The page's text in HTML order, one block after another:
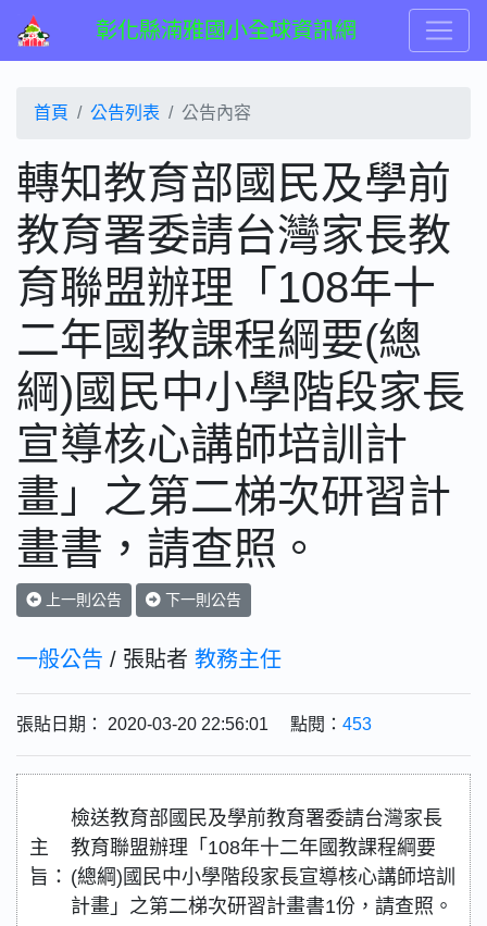
彰化縣湳雅國小全球資訊網
首頁 公告列表 公告內容
轉知教育部國民及學前
教育署委請台灣家長教
育聯盟辦理「108年十
二年國教課程綱要(總
綱)國民中小學階段家長
宣導核心講師培訓計
畫」之第二梯次研習計
畫書，請查照。
上一則公告 下一則公告
一般公告 / 張貼者 教務主任
張貼日期： 2020-03-20 22:56:01 點閱： 453
主
旨：
檢送教育部國民及學前教育署委請台灣家長
教育聯盟辦理「108年十二年國教課程綱要
(總綱)國民中小學階段家長宣導核心講師培訓
計畫」之第二梯次研習計畫書1份，請查照。